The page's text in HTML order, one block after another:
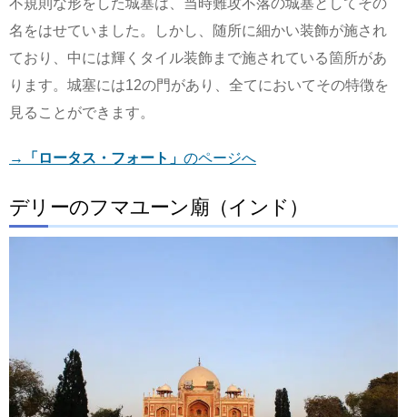
名をはせていました。しかし、随所に細かい装飾が施され
ており、中には輝くタイル装飾まで施されている箇所があ
ります。城塞には12の門があり、全てにおいてその特徴を
見ることができます。
→ 「ロータス・フォート」 のページへ
デリーのフマユーン廟（インド）